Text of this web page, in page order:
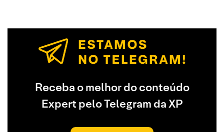
Receba o melhor do conteúdo
Expert pelo Telegram da XP